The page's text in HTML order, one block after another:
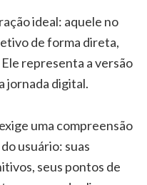
ideal: aquele no
de forma direta,
representa a versão
jornada digital.
uma compreensão
usuário: suas
seus pontos de